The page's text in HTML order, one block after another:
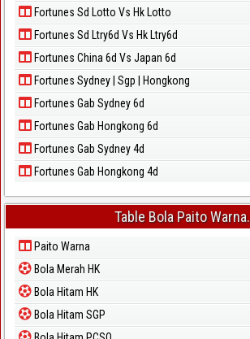
Fortunes Sd Lotto Vs Hk Lotto
Fortunes Sd Ltry6d Vs Hk Ltry6d
Fortunes China 6d Vs Japan 6d
Fortunes Sydney | Sgp | Hongkong
Fortunes Gab Sydney 6d
Fortunes Gab Hongkong 6d
Fortunes Gab Sydney 4d
Fortunes Gab Hongkong 4d
Table Bola Paito Warna.
Paito Warna
Bola Merah HK
Bola Hitam HK
Bola Hitam SGP